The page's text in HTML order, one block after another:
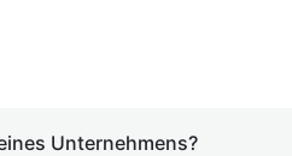
Unternehmens?